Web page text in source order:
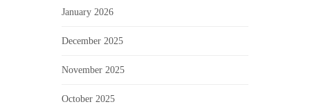
January 2026
December 2025
November 2025
October 2025